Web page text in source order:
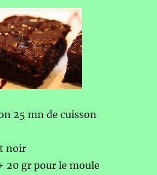
25 mn de cuisson
noir
20 gr pour le moule